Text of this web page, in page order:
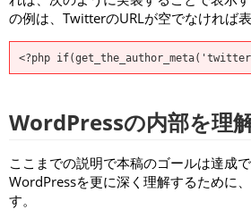
の例は、TwitterのURLが空でなければ表
<?php
WordPressの内部を理
ここまでの説明で本稿のゴールは達成で
WordPressを更に深く理解するために
す。